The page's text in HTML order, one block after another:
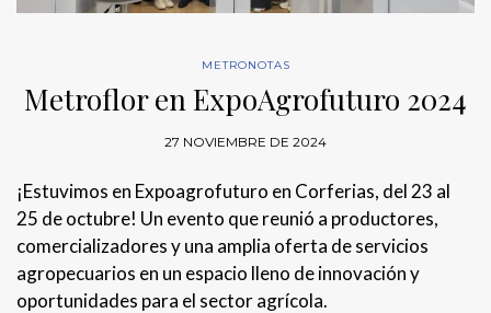
METRONOTAS
Metroflor en ExpoAgrofuturo 2024
27 NOVIEMBRE DE 2024
¡Estuvimos en Expoagrofuturo en Corferias, del 23 al
25 de octubre! Un evento que reunió a productores,
comercializadores y una amplia oferta de servicios
agropecuarios en un espacio lleno de innovación y
oportunidades para el sector agrícola.